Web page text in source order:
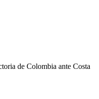
de Colombia ante Costa